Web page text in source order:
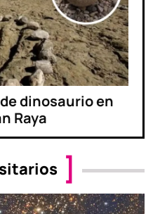
dinosaurio en
Raya